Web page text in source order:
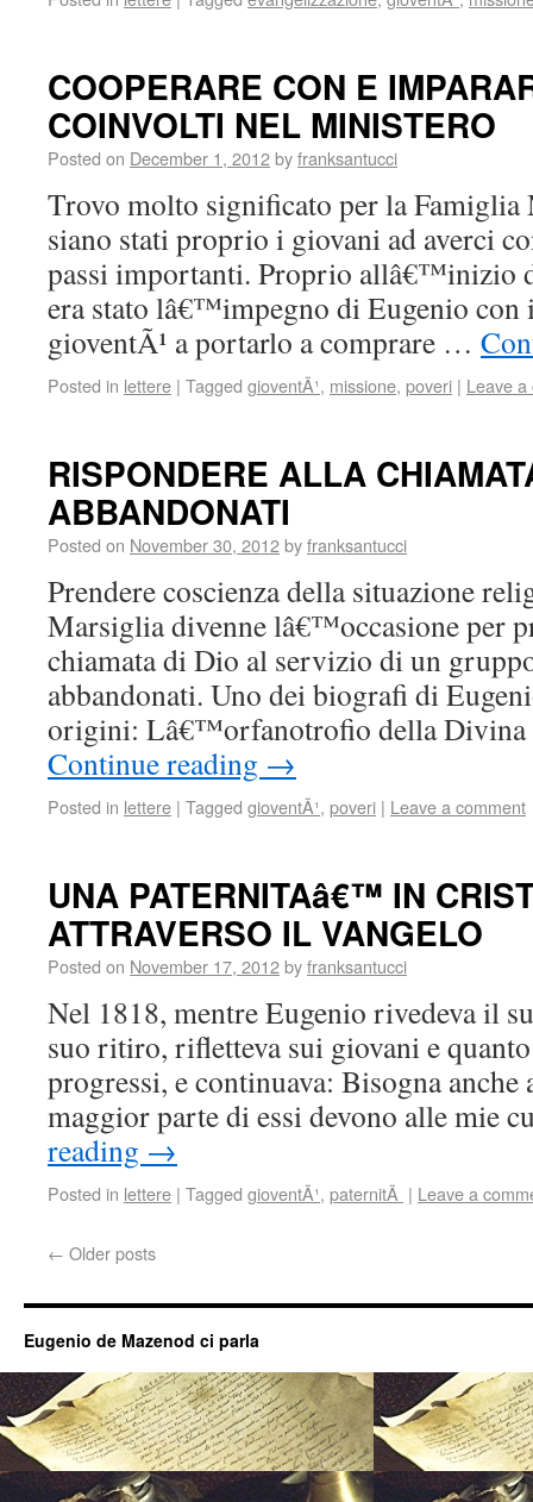
COOPERARE CON E
COINVOLTI NEL MINISTERO
Posted on December 1, 2012byfranksantucci
Trovo molto significato per la Famiglia
siano stati proprio i giovani ad averci
passi importanti. Proprio allâ€™inizio
era stato lâ€™impegno di Eugenio
gioventÃ¹ a portarlo a comprare …
Posted in lettere | Tagged gioventÃ¹, missione, poveri | Leave
RISPONDERE ALLA
ABBANDONATI
Posted on November 30, 2012byfranksantucci
Prendere coscienza della situazione
Marsiglia divenne lâ€™occasione per
chiamata di Dio al servizio di un
abbandonati. Uno dei biografi di
origini: Lâ€™orfanotrofio della
Continue reading →
Posted in lettere | Tagged gioventÃ¹, poveri | Leave a comment
UNA PATERNITAâ€™ IN
ATTRAVERSO IL VANGELO
Posted on November 17, 2012byfranksantucci
Nel 1818, mentre Eugenio rivedeva il
suo ritiro, rifletteva sui giovani e
progressi, e continuava: Bisogna anche
maggior parte di essi devono alle mie
reading →
Posted in lettere | Tagged gioventÃ¹, paternitÃ | Leave a
← Older posts
Eugenio de Mazenod ci parla